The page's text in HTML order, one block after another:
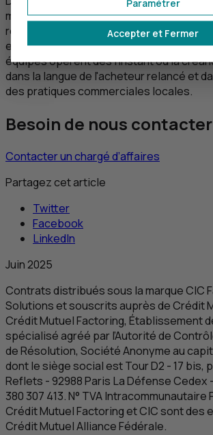
multilingues qui connaissent très bien
règlement et de recouvrement de
en charge les relances des créances de
équipes opèrent dès l’instant où la
dans la langue de l'acheteur relancé et
des pratiques commerciales locales.
Besoin de nous
Contacter un chargé d’affaires
Partagez cet article
Twitter
Facebook
LinkedIn
Juin 2025
Contrats distribués sous la marqueCIC
Solutions et souscrits auprès de Crédit
Crédit Mutuel Factoring, Établissement
spécialisé agréé par l’Autorité de
de Résolution, Société Anonyme au
dont le siège social est TourD2 - 17 bis,
Reflets - 92988 Paris La Défense Cedex -
380 307 413. N° TVAIntracommunautaire
Crédit Mutuel Factoring etCICsont des
Crédit Mutuel Alliance Fédérale.
Accepter et Fermer
Paramétrer